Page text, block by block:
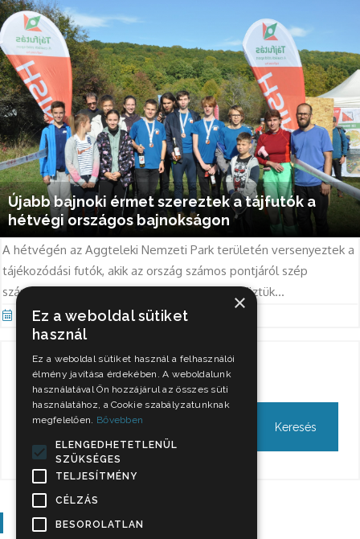
Újabb bajnoki érmet szereztek a tájfutók a
hétvégi országos bajnokságon
A hétvégén az Aggteleki Nemzeti Park területén versenyeztek a
tájékozódási futók, akik az ország számos pontjáról szép
számban jelentkeztek a megmérettetésre, köztük...
Okt 12, 2021
Keresés
Szavazás
×
Ez a weboldal sütiket
használ
Ez a weboldal sütiket használ a felhasználói
élmény javítása érdekében. A weboldalunk
használatával Ön hozzájárul az összes süti
használatához, a Cookie szabályzatunknak
megfelelően. Bővebben
ELENGEDHETETLENÜL
SZÜKSÉGES
TELJESÍTMÉNY
CÉLZÁS
BESOROLATLAN